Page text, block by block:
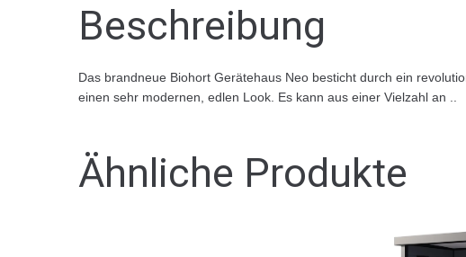
Beschreibung
Das brandneue Biohort Gerätehaus Neo besticht durch ein
einen sehr modernen, edlen Look. Es kann aus einer Vielzahl an ..
Ähnliche Produkte